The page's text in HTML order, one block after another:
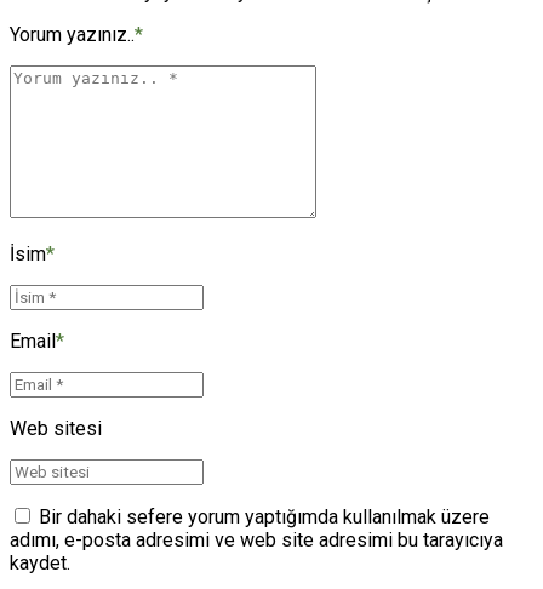
Yorum yazınız..*
İsim*
Email*
Web sitesi
Bir dahaki sefere yorum yaptığımda kullanılmak üzere
adımı, e-posta adresimi ve web site adresimi bu tarayıcıya
kaydet.